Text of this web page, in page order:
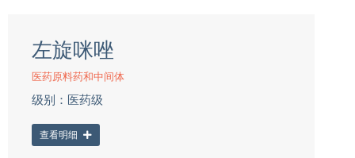
左旋咪唑
医药原料药和中间体
级别：医药级
查看明细